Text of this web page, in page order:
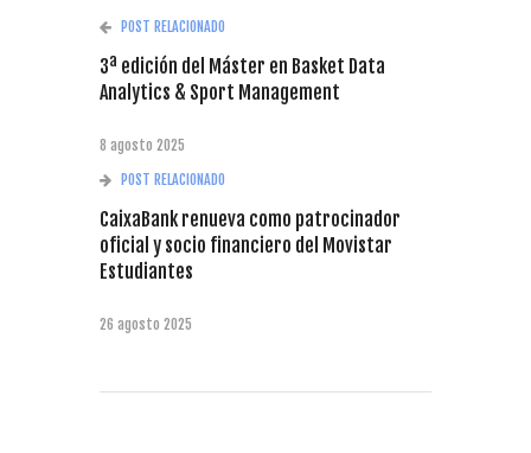
POST RELACIONADO
3ª edición del Máster en Basket Data
Analytics & Sport Management
8 agosto 2025
POST RELACIONADO
CaixaBank renueva como patrocinador
oficial y socio financiero del Movistar
Estudiantes
26 agosto 2025